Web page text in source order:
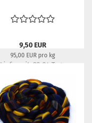
9,50 EUR
95,00 EUR pro kg
Lieferzeit: 22-24 Tage